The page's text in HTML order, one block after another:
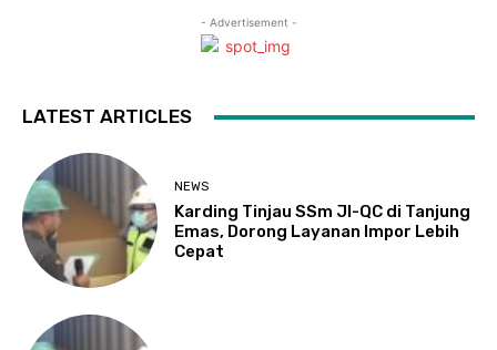
- Advertisement -
LATEST ARTICLES
NEWS
Karding Tinjau SSm JI-QC di Tanjung
Emas, Dorong Layanan Impor Lebih
Cepat